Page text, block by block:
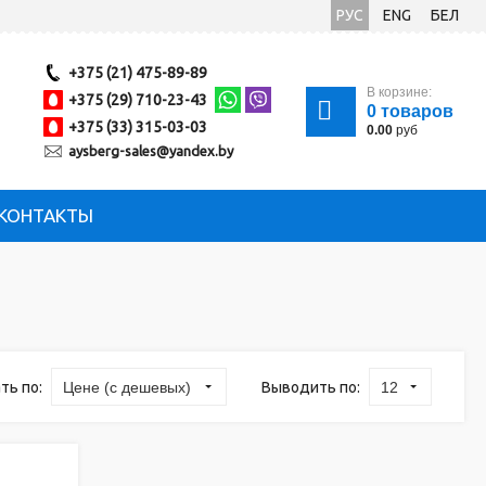
РУС ENG БЕЛ
+375 (21) 475-89-89
+375 (29) 710-23-43
+375 (33) 315-03-03
aysberg-sales@yandex.by
В корзине:
0 товаров
0.00 руб
по: Цене (с дешевых) Выводить по: 12